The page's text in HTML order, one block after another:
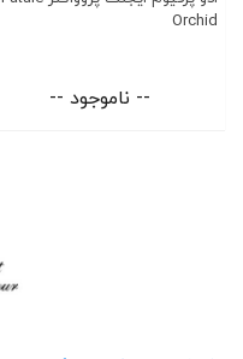
Orchid
-- ناموجود --